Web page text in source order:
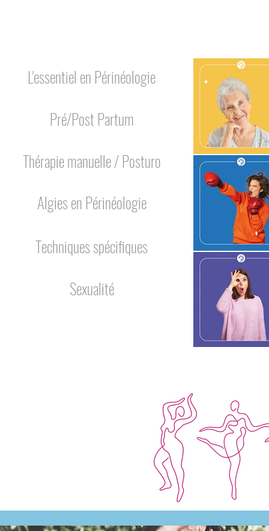
L'essentiel en Périnéologie
Pré/Post Partum
Thérapie manuelle / Posturo
Algies en Périnéologie
Techniques spécifiques
Sexualité